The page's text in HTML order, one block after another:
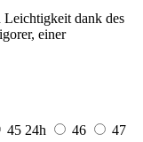
Leichtigkeit dank des
einer
45 24h 46
47